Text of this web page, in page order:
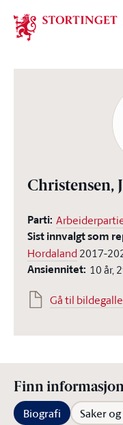
Stortinget.no
Christensen,
Parti:
Sist innvalgt som
Hordaland 2017-
Ansiennitet: 10 år,
Gå til
Finn
Biografi Saker